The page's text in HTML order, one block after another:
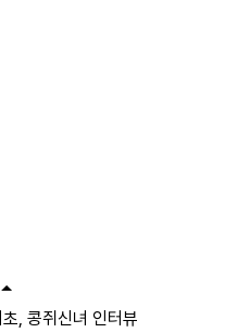
, 콩쥐신녀 인터뷰